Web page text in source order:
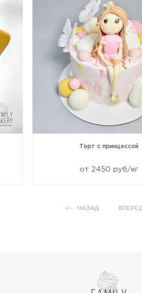
Торт с принцессой
от 2450 руб/кг
НАЗАД ВПЕРЕД